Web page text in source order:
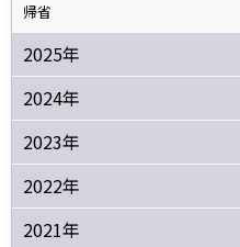
帰省
2025年
2024年
2023年
2022年
2021年